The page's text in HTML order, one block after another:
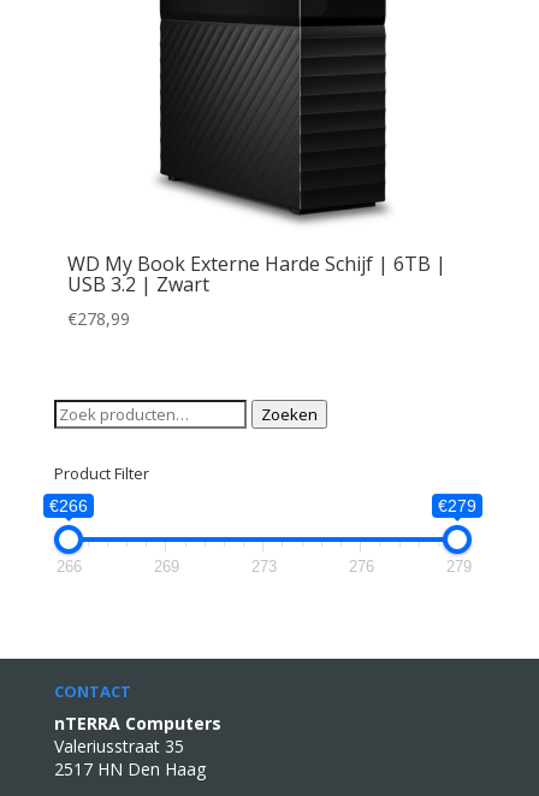
WD My Book Externe Harde Schijf | 6TB |
USB 3.2 | Zwart
€278,99
Zoeken
naar:
Zoeken
Product Filter
€266 €279
266 269 273 276 279
CONTACT
nTERRA Computers
Valeriusstraat 35
2517 HN Den Haag